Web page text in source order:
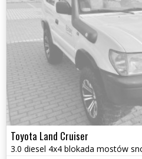
Toyota Land Cruiser